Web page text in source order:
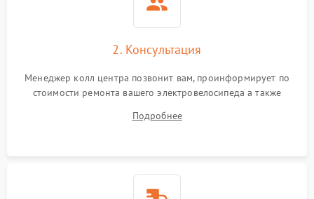
2. Консультация
Менеджер колл центра позвонит вам, проинформирует по
стоимости ремонта вашего электровелосипеда а также
Подробнее